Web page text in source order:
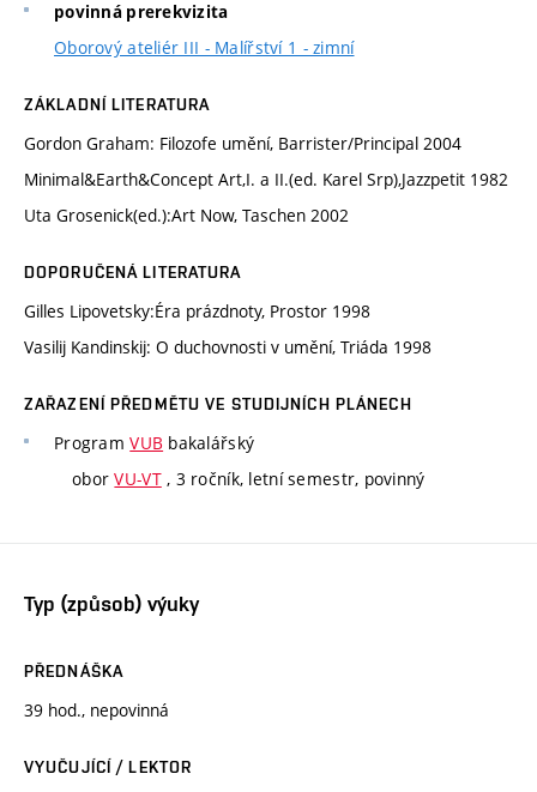
povinná prerekvizita
Oborový ateliér III - Malířství 1 - zimní
ZÁKLADNÍ LITERATURA
Gordon Graham: Filozofe umění, Barrister/Principal 2004
Minimal&Earth&Concept Art,I. a II.(ed. Karel Srp),Jazzpetit 1982
Uta Grosenick(ed.):Art Now, Taschen 2002
DOPORUČENÁ LITERATURA
Gilles Lipovetsky:Éra prázdnoty, Prostor 1998
Vasilij Kandinskij: O duchovnosti v umění, Triáda 1998
ZAŘAZENÍ PŘEDMĚTU VE STUDIJNÍCH PLÁNECH
ProgramVUB bakalářský
oborVU-VT, 3 ročník, letní semestr, povinný
Typ (způsob) výuky
PŘEDNÁŠKA
39 hod., nepovinná
VYUČUJÍCÍ / LEKTOR